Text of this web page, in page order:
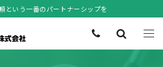
という一番のパートナーシップを